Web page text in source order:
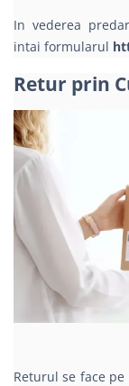
In vederea
intai formularul
Retur prin
Returul se face